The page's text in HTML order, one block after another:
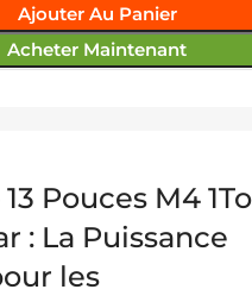
Ajouter Au Panier
Acheter Maintenant
Pouces M4
: La Puissance
les